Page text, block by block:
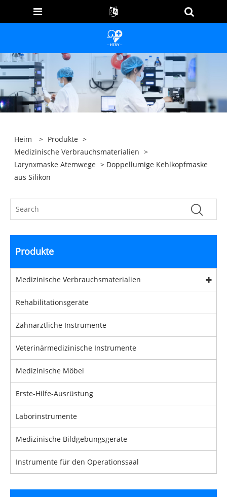
Heim > Produkte >
Medizinische Verbrauchsmaterialien >
Larynxmaske Atemwege > Doppellumige Kehlkopfmaske
aus Silikon
Produkte
Medizinische Verbrauchsmaterialien
Rehabilitationsgeräte
Zahnärztliche Instrumente
Veterinärmedizinische Instrumente
Medizinische Möbel
Erste-Hilfe-Ausrüstung
Laborinstrumente
Medizinische Bildgebungsgeräte
Instrumente für den Operationssaal